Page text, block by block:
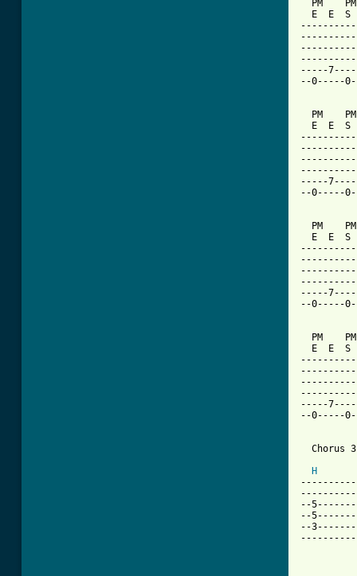
PM
E  E
-----
--0-----
PM
E  E
-----
--0-----
PM
E  E
-----
--0-----
E  E  S
-----
--0-----
H
--
--
--